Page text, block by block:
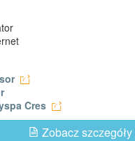
Cres
Zobacz szczegóły